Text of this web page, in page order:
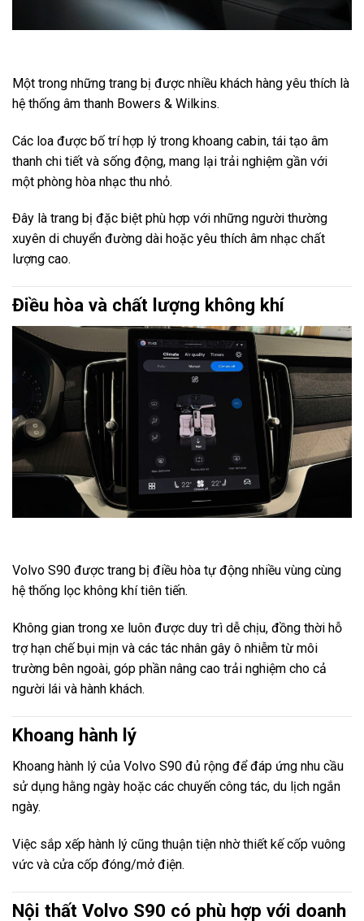
Một trong những trang bị được nhiều khách hàng yêu thích là
hệ thống âm thanh Bowers & Wilkins.
Các loa được bố trí hợp lý trong khoang cabin, tái tạo âm
thanh chi tiết và sống động, mang lại trải nghiệm gần với
một phòng hòa nhạc thu nhỏ.
Đây là trang bị đặc biệt phù hợp với những người thường
xuyên di chuyển đường dài hoặc yêu thích âm nhạc chất
lượng cao.
Điều hòa và chất lượng không khí
Volvo S90 được trang bị điều hòa tự động nhiều vùng cùng
hệ thống lọc không khí tiên tiến.
Không gian trong xe luôn được duy trì dễ chịu, đồng thời hỗ
trợ hạn chế bụi mịn và các tác nhân gây ô nhiễm từ môi
trường bên ngoài, góp phần nâng cao trải nghiệm cho cả
người lái và hành khách.
Khoang hành lý
Khoang hành lý của Volvo S90 đủ rộng để đáp ứng nhu cầu
sử dụng hằng ngày hoặc các chuyến công tác, du lịch ngắn
ngày.
Việc sắp xếp hành lý cũng thuận tiện nhờ thiết kế cốp vuông
vức và cửa cốp đóng/mở điện.
Nội thất Volvo S90 có phù hợp với doanh